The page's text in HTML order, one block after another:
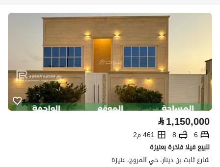
⃁1,150,000
6
8
461 م2
للبيع فيلا فاخرة بعنيزة
شارع ثابت بن دينار، حي المروج، عنيزة